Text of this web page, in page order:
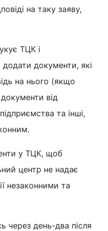
на таку заяву,
ТЦК і
документи, які
на нього (якщо
від
та інші,
у ТЦК, щоб
центр не надає
незаконними та
через день-два після